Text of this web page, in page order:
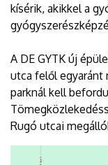
kísérik, akikkel a
A DE GYTK új
utca felől egyaránt
parknál kell
Rugó utcai